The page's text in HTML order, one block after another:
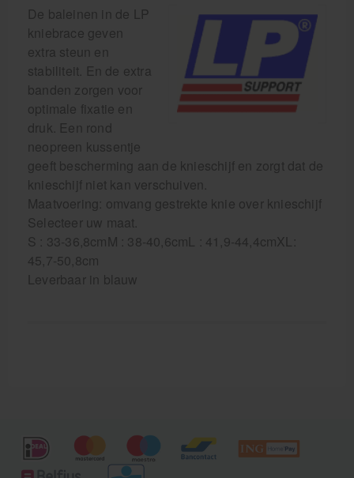
De baleinen in de LP
kniebrace geven
extra steun en
stabiliteit. En de extra
banden zorgen voor
optimale fixatie en
druk. Een rond
neopreen kussentje
geeft bescherming aan de knieschijf en zorgt dat de
knieschijf niet kan verschuiven.
Maatvoering: omvang gestrekte knie over knieschijf
Selecteer uw maat.
S : 33-36,8cmM : 38-40,6cmL : 41,9-44,4cmXL:
45,7-50,8cm
Leverbaar in blauw